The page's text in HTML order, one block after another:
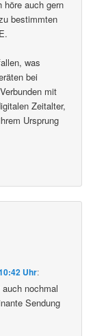
höre auch gern
bestimmten
was
bei
mit
Zeitalter,
Ursprung
Uhr:
nochmal
Sendung